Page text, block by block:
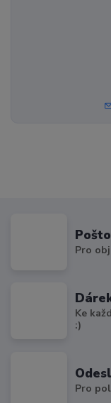
Pro
Ke
:)
Pro